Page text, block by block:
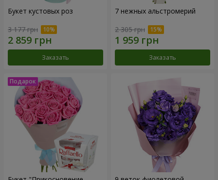
Букет кустовых роз
3 177 грн
Заказать
7 нежных альстромерий
2 305 грн
Заказать